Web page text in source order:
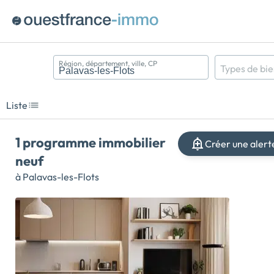
Région, département, ville, CP Types de
Liste
1 programme immobilier
neuf
à Palavas-les-Flots
Créer une